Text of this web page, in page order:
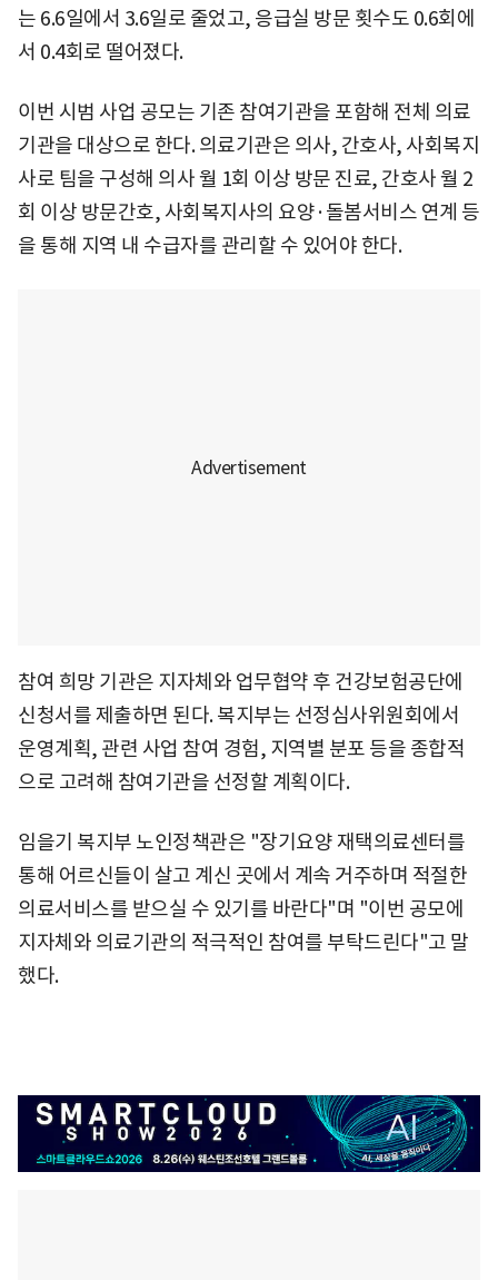
는 6.6일에서 3.6일로 줄었고, 응급실 방문 횟수도 0.6회에
서 0.4회로 떨어졌다.
이번 시범 사업 공모는 기존 참여기관을 포함해 전체 의료
기관을 대상으로 한다. 의료기관은 의사, 간호사, 사회복지
사로 팀을 구성해 의사 월 1회 이상 방문 진료, 간호사 월 2
회 이상 방문간호, 사회복지사의 요양·돌봄서비스 연계 등
을 통해 지역 내 수급자를 관리할 수 있어야 한다.
참여 희망 기관은 지자체와 업무협약 후 건강보험공단에
신청서를 제출하면 된다. 복지부는 선정심사위원회에서
운영계획, 관련 사업 참여 경험, 지역별 분포 등을 종합적
으로 고려해 참여기관을 선정할 계획이다.
임을기 복지부 노인정책관은 "장기요양 재택의료센터를
통해 어르신들이 살고 계신 곳에서 계속 거주하며 적절한
의료서비스를 받으실 수 있기를 바란다"며 "이번 공모에
지자체와 의료기관의 적극적인 참여를 부탁드린다"고 말
했다.